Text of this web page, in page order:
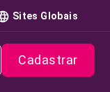
Sites Globais
Cadastrar